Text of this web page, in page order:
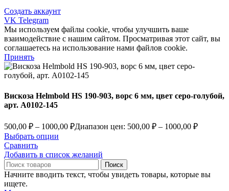
Создать аккаунт
VK Telegram
Мы используем файлы cookie, чтобы улучшить ваше
взаимодействие с нашим сайтом. Просматривая этот сайт, вы
соглашаетесь на использование нами файлов cookie.
Принять
Вискоза Helmbold HS 190-903, ворс 6 мм, цвет серо-голубой,
арт. А0102-145
500,00 ₽ – 1000,00 ₽Диапазон цен: 500,00 ₽ – 1000,00 ₽
Выбрать опции
Сравнить
Добавить в список желаний
Поиск
Начните вводить текст, чтобы увидеть товары, которые вы
ищете.